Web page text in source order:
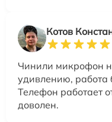
Котов
Чинили микрофон
удивлению, работа
Телефон работает
доволен.